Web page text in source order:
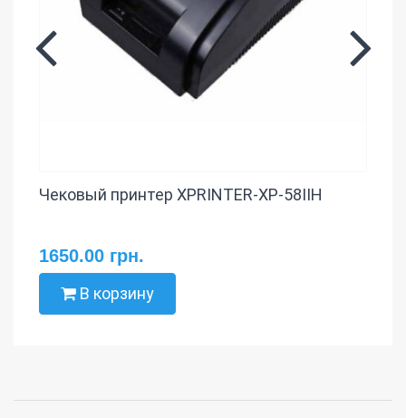
Чековый принтер XPRINTER-XP-58IIH
1650.00 грн.
В корзину